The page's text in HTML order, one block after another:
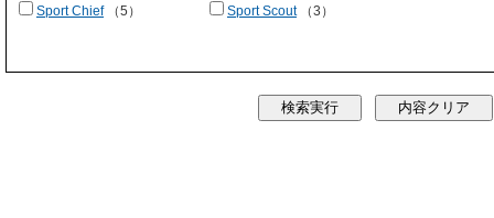
Sport Chief（5） Sport Scout（3）